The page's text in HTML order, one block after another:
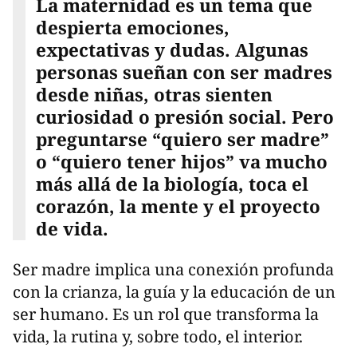
La maternidad es un tema que
despierta emociones,
expectativas y dudas. Algunas
personas sueñan con ser madres
desde niñas, otras sienten
curiosidad o presión social. Pero
preguntarse “quiero ser madre”
o “quiero tener hijos” va mucho
más allá de la biología, toca el
corazón, la mente y el proyecto
de vida.
Ser madre implica una conexión profunda
con la crianza, la guía y la educación de un
ser humano. Es un rol que transforma la
vida, la rutina y, sobre todo, el interior.